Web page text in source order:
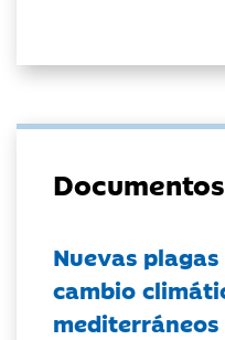
Documentos
Nuevas
cambio
mediterráneos